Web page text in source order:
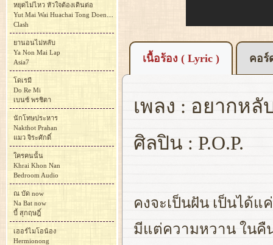
เนื้อร้อง ( Lyric ) คอร์
เพลง : อยากหลั
ศิลปิน : P.O.P.
คงจะเป็นฝัน เป็นได้
มีแต่ความหวาน ในคื
หยุดไม่ไหว หัวใจต้องเดินต่อ
Yut Mai Wai Huachai Tong Doen To
Clash
ยานอนไม่หลับ
Ya Non Mai Lap
Asia7
โดเรมี
Do Re Mi
เบนซ์ พรชิตา
นักโทษประหาร
Nakthot Prahan
แมว จิระศักดิ์
ใครคนนั้น
Khrai Khon Nan
Bedroom Audio
ณ บัด now
Na Bat now
บี้ สุกฤษฎิ์
เฮอร์ไมโอน้อง
Hermionong